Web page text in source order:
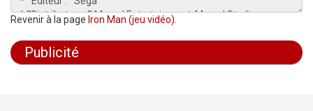
Revenir à la page Iron Man (jeu vidéo).
Publicité